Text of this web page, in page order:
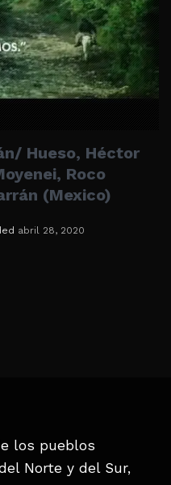
Hueso, Héctor
Roco
(Mexico)
abril 28, 2020
los pueblos
Norte y del Sur,